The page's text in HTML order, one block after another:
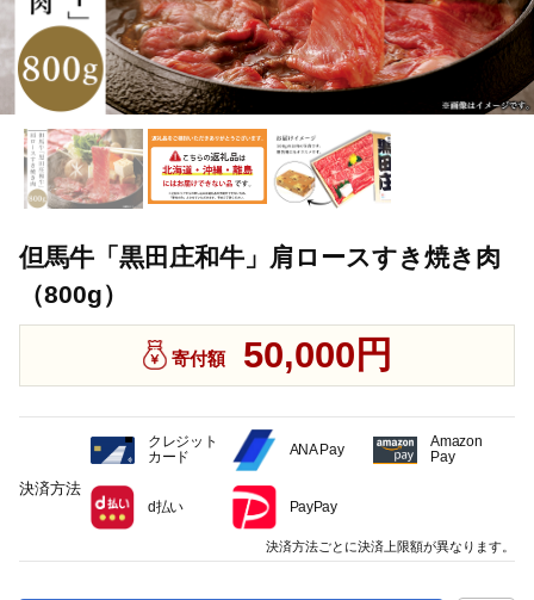
但馬牛「黒田庄和牛」肩ロースすき焼き肉
（800g）
寄付額 50,000円
決済方法
クレジット
カード
ANA Pay
Amazon
Pay
d払い PayPay
決済方法ごとに決済上限額が異なります。